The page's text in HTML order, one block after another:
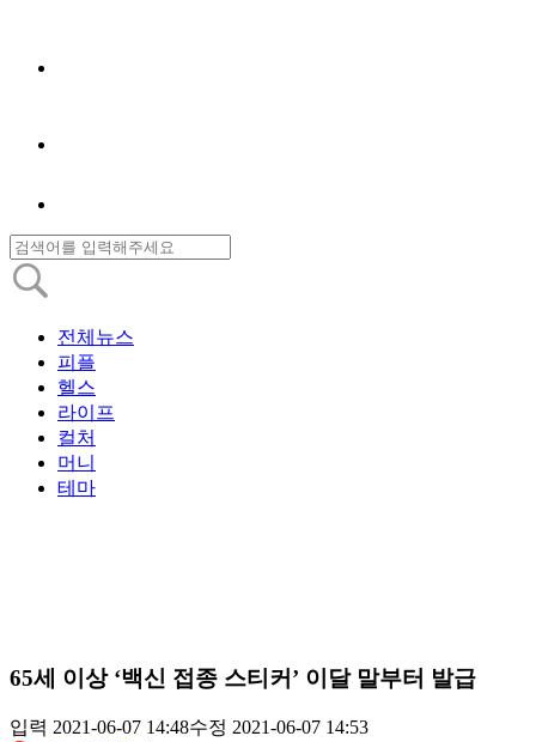
전체뉴스
피플
헬스
라이프
컬처
머니
테마
65세 이상 ‘백신 접종 스티커’ 이달 말부터 발급
입력 2021-06-07 14:48수정 2021-06-07 14:53